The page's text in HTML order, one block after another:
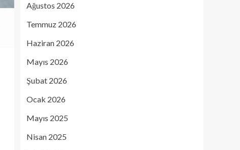
Ağustos 2026
Temmuz 2026
Haziran 2026
Mayıs 2026
Şubat 2026
Ocak 2026
Mayıs 2025
Nisan 2025